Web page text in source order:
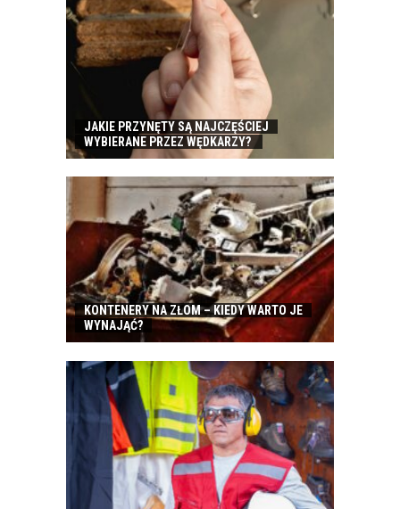
JAKIE PRZYNĘTY SĄ NAJCZĘŚCIEJ
WYBIERANE PRZEZ WĘDKARZY?
KONTENERY NA ZŁOM – KIEDY WARTO JE
WYNAJĄĆ?